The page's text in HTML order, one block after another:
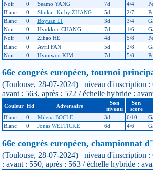
Noir
0 Seamo YANG 7d 4/4
Blanc
0 Shukai_Kirby ZHANG 5d 2/7
Blanc
0 Boyuan LI 3d 3/4
Noir
0 Hyukkoo CHANG 7d 1/6
Noir
0 Zihao HE 4d 5/8
Blanc
0 Avril FAN 5d 2/8
Noir
0 Hyunwoo KIM 7d 5/8
66e congrès européen, tournoi
(Toulouse, 28-07-2024) niveau d'inscription :
avant : 563, après : 572 / échelle hybride :
Couleur Hd Adversaire
Son
niveau
Son
score
Blanc
0 Milena BOCLE 3d 6/10
Blanc
0 Jonas WELTICKE 6d 4/6
66e congrès européen, championnat
(Toulouse, 28-07-2024) niveau d'inscription :
: avant : 550, après : 563 / échelle hybride :